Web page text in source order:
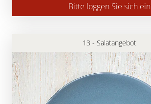
Bitte loggen Sie sich ein
13 - Salatangebot